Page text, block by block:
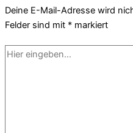
Deine E-Mail-Adresse wird
Felder sind mit * markiert